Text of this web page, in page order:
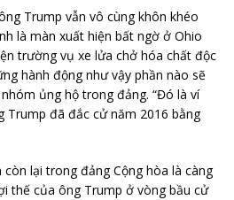
Trump vẫn vô cùng khôn khéo
là màn xuất hiện bất ngờ ở Ohio
trường vụ xe lửa chở hóa chất độc
hành động như vậy phần nào sẽ
ủng hộ trong đảng. “Đó là ví
Trump đã đắc cử năm 2016 bằng
lại trong đảng Cộng hòa là càng
thế của ông Trump ở vòng bầu cử